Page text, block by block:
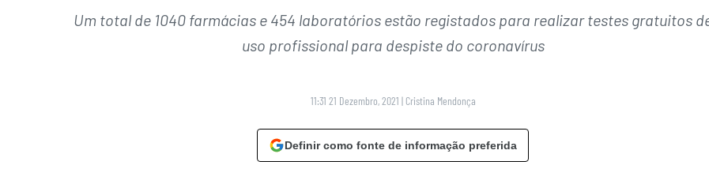
Um total de 1040 farmácias e 454 laboratórios estão registados para realizar testes gratuitos
uso profissional para despiste do coronavírus
11:31 21 Dezembro, 2021 | Cristina Mendonça
Definir como fonte de informação preferida